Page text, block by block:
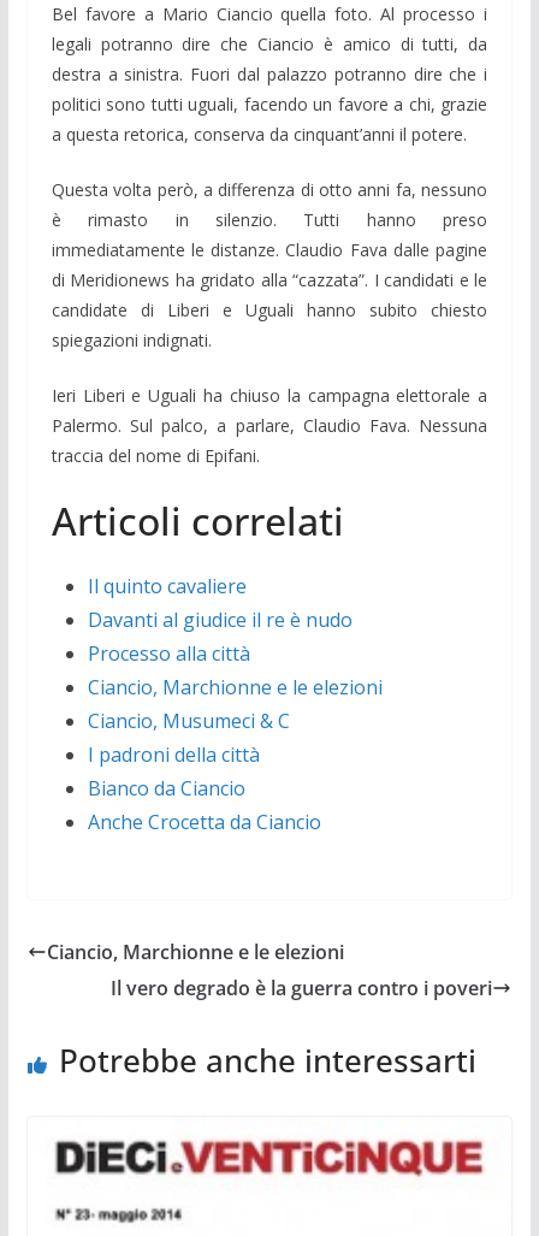
Bel favore a Mario Ciancio quella foto. Al processo i
legali potranno dire che Ciancio è amico di tutti, da
destra a sinistra. Fuori dal palazzo potranno dire che i
politici sono tutti uguali, facendo un favore a chi, grazie
a questa retorica, conserva da cinquant’anni il potere.
Questa volta però, a differenza di otto anni fa, nessuno
è rimasto in silenzio. Tutti hanno preso
immediatamente le distanze. Claudio Fava dalle pagine
di Meridionews ha gridato alla “cazzata”. I candidati e le
candidate di Liberi e Uguali hanno subito chiesto
spiegazioni indignati.
Ieri Liberi e Uguali ha chiuso la campagna elettorale a
Palermo. Sul palco, a parlare, Claudio Fava. Nessuna
traccia del nome di Epifani.
Articoli correlati
Il quinto cavaliere
Davanti al giudice il re è nudo
Processo alla città
Ciancio, Marchionne e le elezioni
Ciancio, Musumeci & C
I padroni della città
Bianco da Ciancio
Anche Crocetta da Ciancio
Ciancio, Marchionne e le elezioni
Il vero degrado è la guerra contro i poveri
Potrebbe anche interessarti